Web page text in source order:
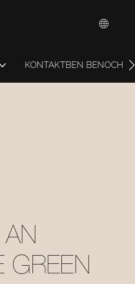
KONTAKTBEN BENOCH
GREEN